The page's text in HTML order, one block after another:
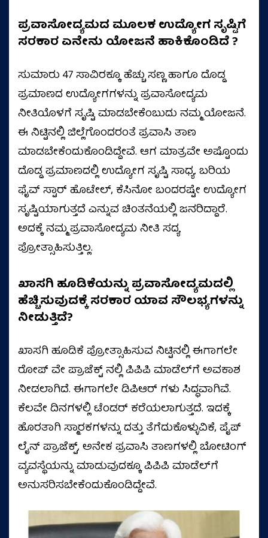
ಪ್ರವಾಸೋದ್ಯಮದ ಮೂಲಕ ಉದ್ಯೋಗ ಸೃಷ್ಟಿಗೆ
ಸರಕಾರ ಏನೇನು ಯೋಜನೆ ಹಾಕಿಕೊಂಡಿದೆ ?
ಸುಮಾರು 47 ಸಾವಿರಕ್ಕೂ ಹೆಚ್ಚು ಸಣ್ಣ ಹಾಗೂ ದೊಡ್ಡ
ಪ್ರಮಾಣದ ಉದ್ಯೋಗಗಳನ್ನು ಪ್ರವಾಸೋದ್ಯಮ
ನೀತಿಯೊಳಗೆ ಸೃಷ್ಟಿ ಮಾಡಬೇಕೆಂಬುದು ನಮ್ಮ ಯೋಜನೆ.
ಈ ನಿಟ್ಟಿನಲ್ಲಿ ಜಿಲ್ಲೆಗೊಂದರಂತೆ ಪ್ರವಾಸಿ ತಾಣ
ಮಾಡಬೇಕೆಂದುಕೊಂಡಿದ್ದೇವೆ. ಆಗ ಮಾತ್ರವೇ ಅಷ್ಟೊಂದು
ದೊಡ್ಡ ಪ್ರಮಾಣದಲ್ಲಿ ಉದ್ಯೋಗ ಸೃಷ್ಟಿ ಸಾಧ್ಯ. ಬರಿಯ
ಫೈವ್‌ ಸ್ಟಾರ್‌ ಹೊಟೇಲ್‌, ಕೆಸಿನೋ ಬಂದರಷ್ಟೇ ಉದ್ಯೋಗ
ಸೃಷ್ಟಿಯಾಗುತ್ತದೆ ಎನ್ನುವ ಚಿಂತನೆಯಲ್ಲಿ ಜನರಿದ್ದಾರೆ.
ಅದಕ್ಕೆ ನಮ್ಮ ಪ್ರವಾಸೋದ್ಯಮ ನೀತಿ ಸದ್ಯ
ಪ್ರೋತ್ಸಾಹಿಸುತ್ತಿಲ್ಲ.
ಖಾಸಗಿ ಹೂಡಿಕೆಯನ್ನು ಪ್ರವಾಸೋದ್ಯಮದಲ್ಲಿ
ಹೆಚ್ಚಿಸುವುದಕ್ಕೆ ಸರಕಾರ ಯಾವ ಸೌಲಭ್ಯಗಳನ್ನು
ನೀಡುತ್ತಿದೆ?
ಖಾಸಗಿ ಹೂಡಿಕೆ ಪ್ರೋತ್ಸಾಹಿಸುವ ನಿಟ್ಟಿನಲ್ಲಿ ಈಗಾಗಲೇ
ರೋಪ್‌ ವೇ ಪ್ರಾಜೆಕ್ಟ್‌ ನಲ್ಲಿ ಪಿಪಿಪಿ ಮಾಡೆಲ್‌ಗೆ ಅವಕಾಶ
ನೀಡಲಾಗಿದೆ. ಈಗಾಗಲೇ ಡಿಪಿಆರ್‌ ಗಳು ಸಿದ್ಧವಾಗಿವೆ.
ಕೆಲವೇ ದಿನಗಳಲ್ಲಿ ಟೆಂಡರ್‌ ಕರೆಯಲಾಗುತ್ತದೆ. ಇದಕ್ಕೆ
ಹೊರತಾಗಿ ಸ್ಮಾರಕಗಳನ್ನು ದತ್ತು ತೆಗೆದುಕೊಳ್ಳುವಿಕೆ, ಪೈಪ್‌
ಲೈನ್‌ ಪ್ರಾಜೆಕ್ಟ್‌, ಅನೇಕ ಪ್ರವಾಸಿ ತಾಣಗಳಲ್ಲಿ ಬೋಟಿಂಗ್‌
ವ್ಯವಸ್ಥೆಯನ್ನು ಮಾಡುವುದಕ್ಕೂ ಪಿಪಿಪಿ ಮಾಡೆಲ್‌ಗೆ
ಅನುಸರಿಸಬೇಕೆಂದುಕೊಂಡಿದ್ದೇವೆ.